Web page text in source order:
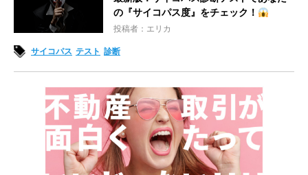
の『サイコパス度』をチェック！
投稿者：エリカ
サイコパス テスト 診断